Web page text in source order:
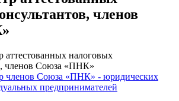
членов
аттестованных налоговых
членов Союза «ПНК»
членов Союза «ПНК» - юридических
предпринимателей